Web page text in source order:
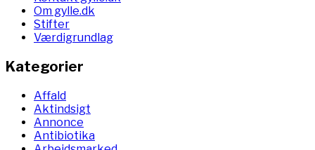
Om gylle.dk
Stifter
Værdigrundlag
Kategorier
Affald
Aktindsigt
Annonce
Antibiotika